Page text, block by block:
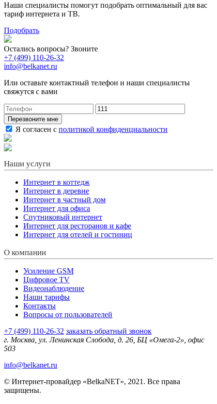
Наши специалисты помогут подобрать оптимальный для вас
тариф интернета и ТВ.
Подобрать
Остались вопросы? Звоните
+7 (499) 110-26-32
info@belkanet.ru
Или оставьте контактный телефон и наши специалисты
свяжутся с вами
Перезвоните мне
Я согласен с политикой конфиденциальности
Наши услуги
Интернет в коттедж
Интернет в деревне
Интернет в частный дом
Интернет для офиса
Спутниковый интернет
Интернет для ресторанов и кафе
Интернет для отелей и гостиниц
О компании
Усиление GSM
Цифровое TV
Видеонаблюдение
Наши тарифы
Контакты
Вопросы от пользователей
+7 (499) 110-26-32 заказать обратный звонок
г. Москва, ул. Ленинская Слобода, д. 26, БЦ «Омега-2», офис
503
info@belkanet.ru
© Интернет-провайдер «BelkaNET», 2021. Все права
защищены.